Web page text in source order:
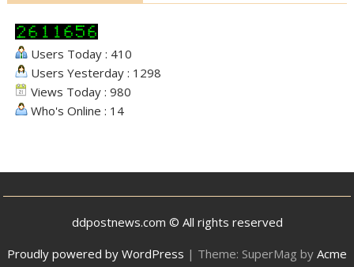
Users Today : 410
Users Yesterday : 1298
Views Today : 980
Who's Online : 14
ddpostnews.com © All rights reserved
Proudly powered by WordPress | Theme: SuperMag by Acme